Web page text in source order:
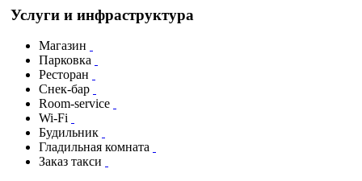
Услуги и инфраструктура
Магазин
Парковка
Ресторан
Снек-бар
Room-service
Wi-Fi
Будильник
Гладильная комната
Заказ такси